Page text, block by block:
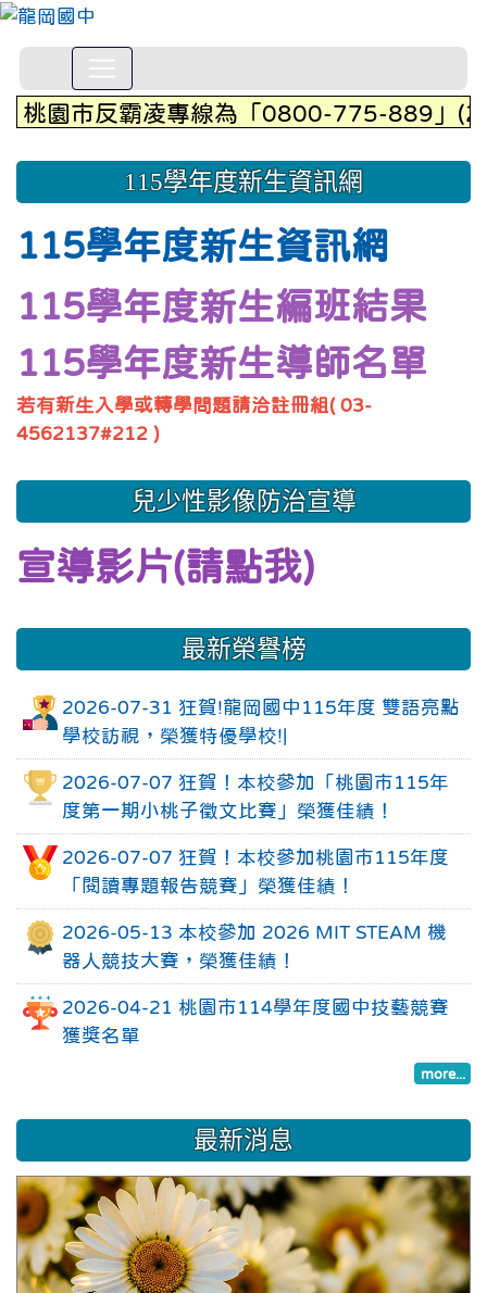
桃園市立龍岡國民中學歡迎您~~
桃園市反霸凌專線為「0800-775-889」
115學年度新生資訊網
115學年度新生資訊網
115學年度新生編班結果
115學年度新生導師名單
若有新生入學或轉學問題請洽註冊組( 03-
4562137#212 )
兒少性影像防治宣導
宣導影片(請點我)
最新榮譽榜
2026-07-31 狂賀!龍岡國中115年度 雙語亮點
學校訪視，榮獲特優學校!|
2026-07-07 狂賀！本校參加「桃園市115年
度第一期小桃子徵文比賽」榮獲佳績！
2026-07-07 狂賀！本校參加桃園市115年度
「閱讀專題報告競賽」榮獲佳績！
2026-05-13 本校參加 2026 MIT STEAM 機
器人競技大賽，榮獲佳績！
2026-04-21 桃園市114學年度國中技藝競賽
獲獎名單
more...
最新消息
因本校115學年度第1學期第14次招考之正取英文科
代理教師放棄報到， 第15次招考缺額公告